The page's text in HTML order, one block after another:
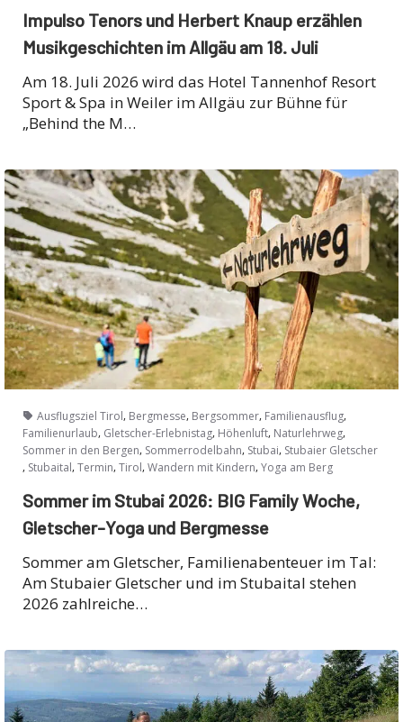
Impulso Tenors und Herbert Knaup erzählen
Musikgeschichten im Allgäu am 18. Juli
Am 18. Juli 2026 wird das Hotel Tannenhof Resort
Sport & Spa in Weiler im Allgäu zur Bühne für
„Behind the M…
Ausflugsziel Tirol, Bergmesse, Bergsommer, Familienausflug,
Familienurlaub, Gletscher-Erlebnistag, Höhenluft, Naturlehrweg,
Sommer in den Bergen, Sommerrodelbahn, Stubai, Stubaier Gletscher
, Stubaital, Termin, Tirol, Wandern mit Kindern, Yoga am Berg
Sommer im Stubai 2026: BIG Family Woche,
Gletscher-Yoga und Bergmesse
Sommer am Gletscher, Familienabenteuer im Tal:
Am Stubaier Gletscher und im Stubaital stehen
2026 zahlreiche…